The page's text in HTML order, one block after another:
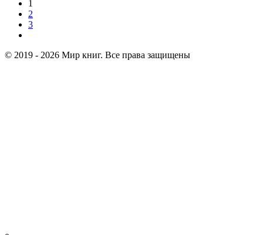
1
2
3
© 2019 - 2026 Мир книг. Все права защищены